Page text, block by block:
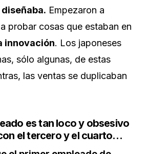
Empezaron a
probar cosas que estaban en
innovación. Los japoneses
sólo algunas, de estas
las ventas se duplicaban
es tan loco y obsesivo
el tercero y el cuarto…